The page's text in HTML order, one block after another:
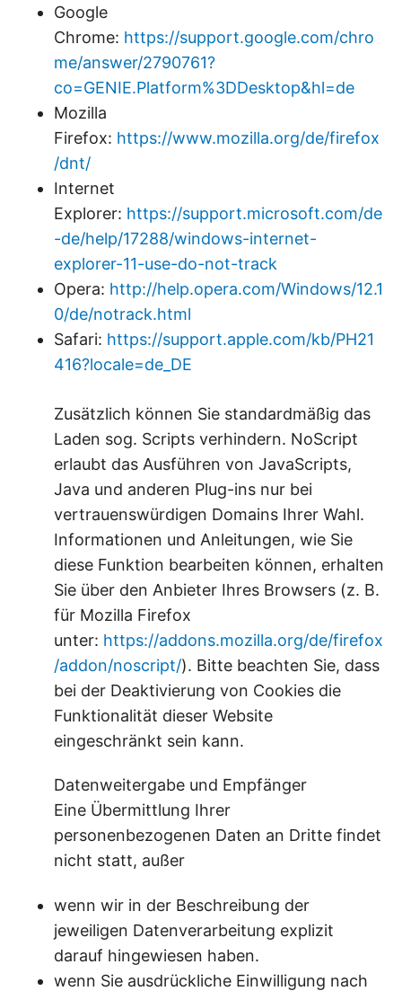
Google
Chrome: https://support.google.com/chro
me/answer/2790761?
co=GENIE.Platform%3DDesktop&hl=de
Mozilla
Firefox: https://www.mozilla.org/de/firefox
/dnt/
Internet
Explorer: https://support.microsoft.com/de
-de/help/17288/windows-internet-
explorer-11-use-do-not-track
Opera: http://help.opera.com/Windows/12.1
0/de/notrack.html
Safari: https://support.apple.com/kb/PH21
416?locale=de_DE
Zusätzlich können Sie standardmäßig das
Laden sog. Scripts verhindern. NoScript
erlaubt das Ausführen von JavaScripts,
Java und anderen Plug-ins nur bei
vertrauenswürdigen Domains Ihrer Wahl.
Informationen und Anleitungen, wie Sie
diese Funktion bearbeiten können, erhalten
Sie über den Anbieter Ihres Browsers (z. B.
für Mozilla Firefox
unter: https://addons.mozilla.org/de/firefox
/addon/noscript/). Bitte beachten Sie, dass
bei der Deaktivierung von Cookies die
Funktionalität dieser Website
eingeschränkt sein kann.
Datenweitergabe und Empfänger
Eine Übermittlung Ihrer
personenbezogenen Daten an Dritte findet
nicht statt, außer
wenn wir in der Beschreibung der
jeweiligen Datenverarbeitung explizit
darauf hingewiesen haben.
wenn Sie ausdrückliche Einwilligung nach